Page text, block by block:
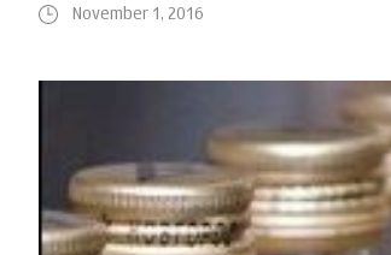
November 1, 2016